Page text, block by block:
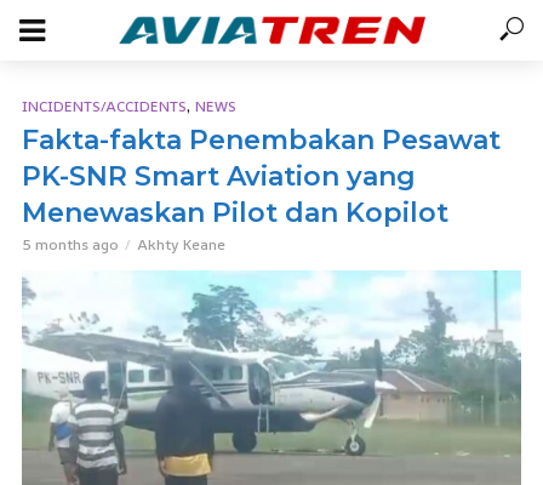
INCIDENTS/ACCIDENTS, NEWS
Fakta-fakta Penembakan Pesawat
PK-SNR Smart Aviation yang
Menewaskan Pilot dan Kopilot
5 months ago Akhty Keane